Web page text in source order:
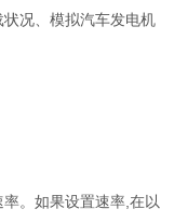
况、模拟汽车发电机
。如果设置速率,在以